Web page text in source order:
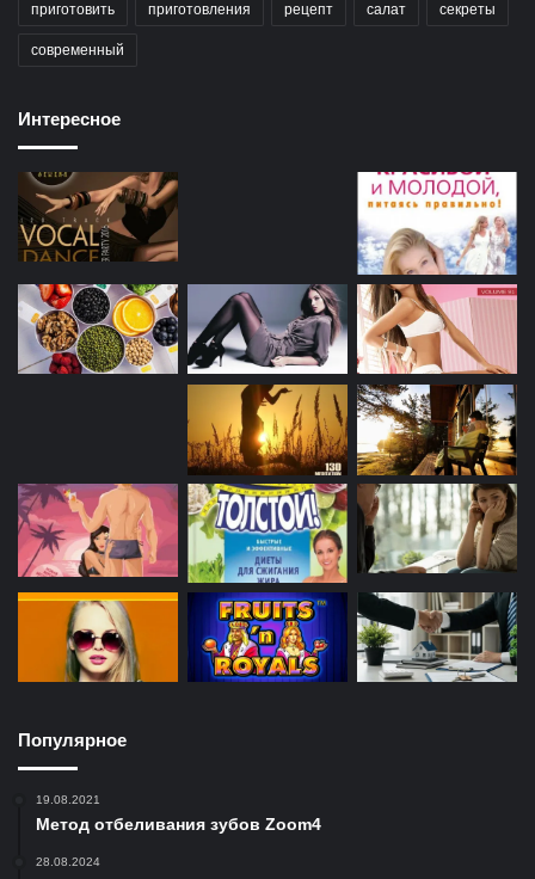
приготовить приготовления рецепт салат секреты
современный
Интересное
Популярное
19.08.2021
Метод отбеливания зубов Zoom4
28.08.2024